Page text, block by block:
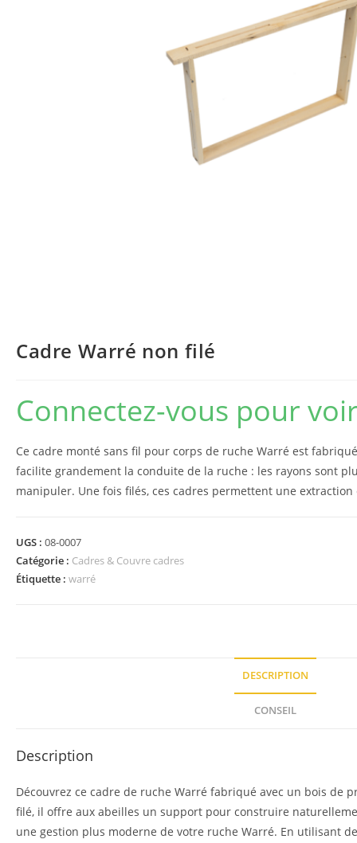
Cadre Warré non filé
Connectez-vous pour
Ce cadre monté sans fil pour corps de ruche Warré est
facilite grandement la conduite de la ruche : les rayons sont
manipuler. Une fois filés, ces cadres permettent une
UGS : 08-0007
Catégorie : Cadres & Couvre cadres
Étiquette : warré
DESCRIPTION
CONSEIL
Description
Découvrez ce cadre de ruche Warré fabriqué avec un bois de
filé, il offre aux abeilles un support pour construire
une gestion plus moderne de votre ruche Warré. En utilisant